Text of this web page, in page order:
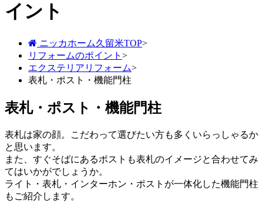
イント
ニッカホーム久留米TOP>
リフォームのポイント >
エクステリアリフォーム>
表札・ポスト・機能門柱
表札・ポスト・機能門柱
表札は家の顔。こだわって選びたい方も多くいらっしゃるか
と思います。
また、すぐそばにあるポストも表札のイメージと合わせてみ
てはいかがでしょうか。
ライト・表札・インターホン・ポストが一体化した機能門柱
もご紹介します。